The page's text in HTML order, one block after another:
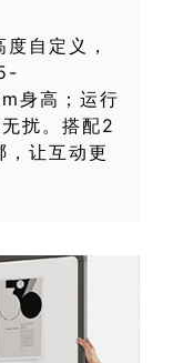
自定义，
身高；运行
扰。搭配2
，让互动更